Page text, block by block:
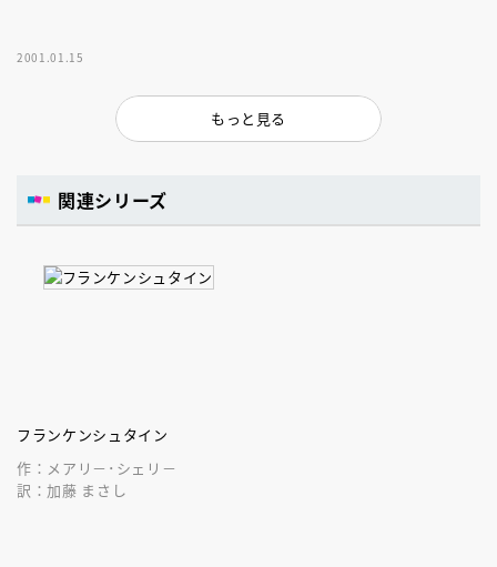
2001.01.15
もっと見る
関連シリーズ
フランケンシュタイン
作：メアリ－･シェリ－
訳：加藤 まさし